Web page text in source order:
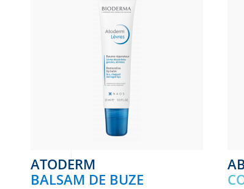
ATODERM
BALSAM DE BUZE